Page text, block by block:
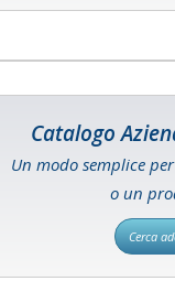
Catalogo
Un modo semplice
o un
Cerca